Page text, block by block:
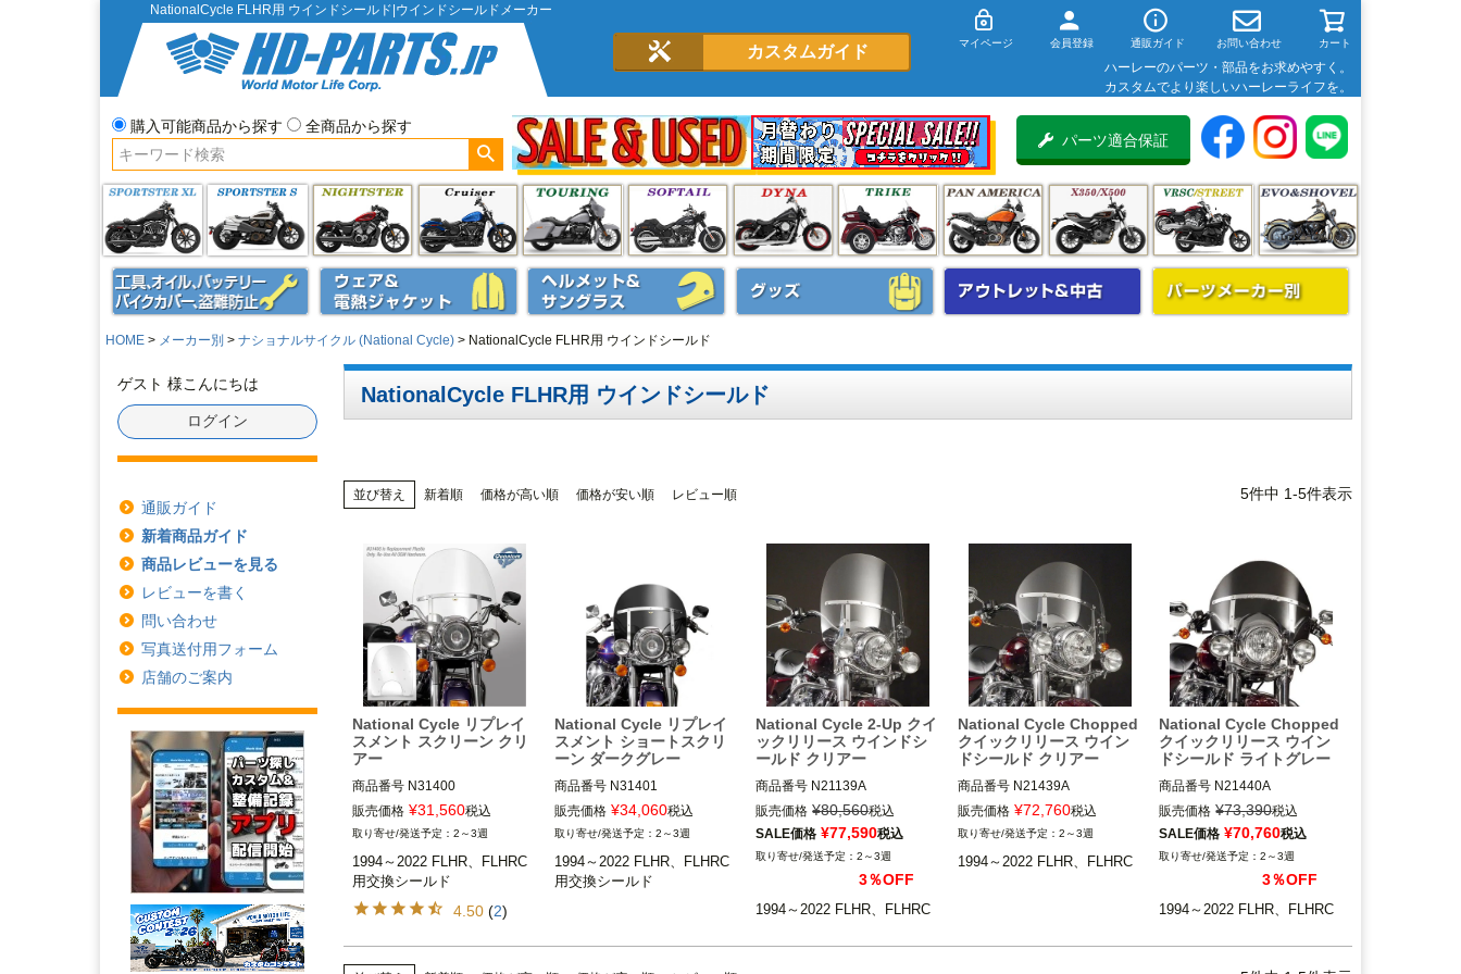
NationalCycle FLHR用 ウインドシールド|ウインドシールドメーカー
カスタムガイド マイページ 会員登録 通販ガイド お問い合わせ カート
ハーレーのパーツ・部品をお求めやすく。
カスタムでより楽しいハーレーライフを。
購入可能商品から探す
全商品から探す
パーツ適合保証
HOME メーカー別 ナショナルサイクル (National Cycle) NationalCycle FLHR用 ウインドシールド
ゲスト 様こんにちは
ログイン
通販ガイド
新着商品ガイド
商品レビューを見る
レビューを書く
問い合わせ
写真送付用フォーム
店舗のご案内
NationalCycle FLHR用 ウインドシールド
並び替え 新着順 価格が高い順 価格が安い順 レビュー順 5件中 1-5件表示
National Cycle リプレイ
スメント スクリーン クリ
アー
商品番号 N31400
BC：552229
1994～2022 FLHR、FLHRC
national cycle（ナショナル サ
イクル）
販売価格 ¥31,560税込
2～3週
1994～2022 FLHR、FLHRC
用交換シールド
4.50 (2)
National Cycle リプレイ
スメント ショートスクリ
ーン ダークグレー
商品番号 N31401
MCS：926139
1994～2022 FLHR、FLHRC
national cycle（ナショナル サ
販売価格 ¥34,060税込
2～3週
1994～2022 FLHR、FLHRC
用交換シールド
National Cycle 2-Up クイ
ックリリース ウインドシ
ールド クリアー
商品番号 N21139A
BC：558060
1994～2022 FLHR、FLHRC
national cycle（ナショナル サ
イクル）
販売価格 ¥80,560税込
SALE価格 ¥77,590税込
2～3週
3％OFF
1994～2022 FLHR、FLHRC
National Cycle Chopped
クイックリリース ウイン
ドシールド クリアー
商品番号 N21439A
BC：558061
1994～2022 FLHR、FLHRC
販売価格 ¥72,760税込
2～3週
1994～2022 FLHR、FLHRC
National Cycle Chopped
クイックリリース ウイン
ドシールド ライトグレー
商品番号 N21440A
BC：558062
1994～2022 FLHR、FLHRC
national cycle（ナショナル サ
イクル）
販売価格 ¥73,390税込
SALE価格 ¥70,760税込
2～3週
3％OFF
1994～2022 FLHR、FLHRC